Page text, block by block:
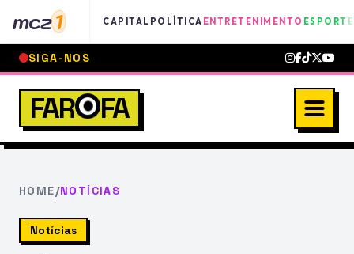
mcz1 CAPITAL POLÍTICA ENTRETENIMENTO
SIGA-NOS
FAR FA
HOME/NOTÍCIAS
Notícias